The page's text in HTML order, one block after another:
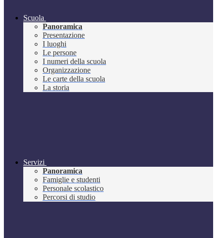
Scuola
Panoramica
Presentazione
I luoghi
Le persone
I numeri della scuola
Organizzazione
Le carte della scuola
La storia
Servizi
Panoramica
Famiglie e studenti
Personale scolastico
Percorsi di studio